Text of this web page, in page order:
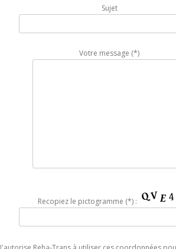
Sujet
Votre message (*)
Recopiez le pictogramme (*) :